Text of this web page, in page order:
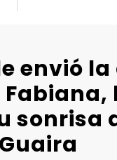
envió
sonrisa